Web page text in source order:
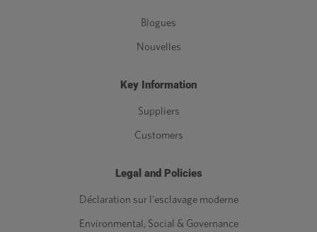
Blogues
Nouvelles
Key Information
Suppliers
Customers
Legal and Policies
Déclaration sur l'esclavage moderne
Environmental, Social & Governance